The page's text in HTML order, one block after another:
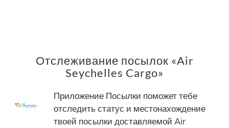
Отслеживание посылок «Air
Seychelles Cargo»
Приложение Посылки поможет тебе
отследить статус и местонахождение
твоей посылки доставляемой Air